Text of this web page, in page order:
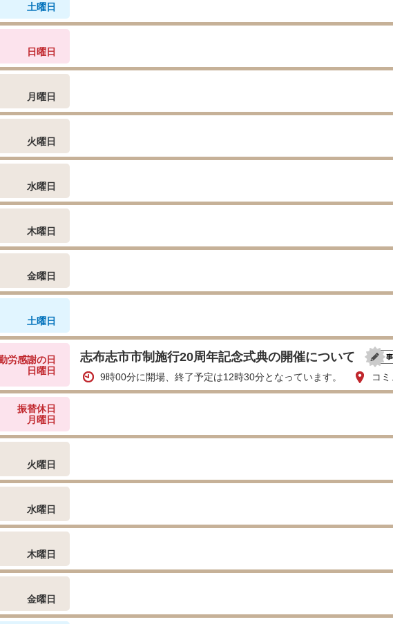
土曜日
日曜日
月曜日
火曜日
水曜日
木曜日
金曜日
土曜日
労感謝の日
日曜日
志布志市市制施行20周年記念式典の開催について
9時00分に開場、終了予定は12時30分となっています。 コ
振替休日
月曜日
火曜日
水曜日
木曜日
金曜日